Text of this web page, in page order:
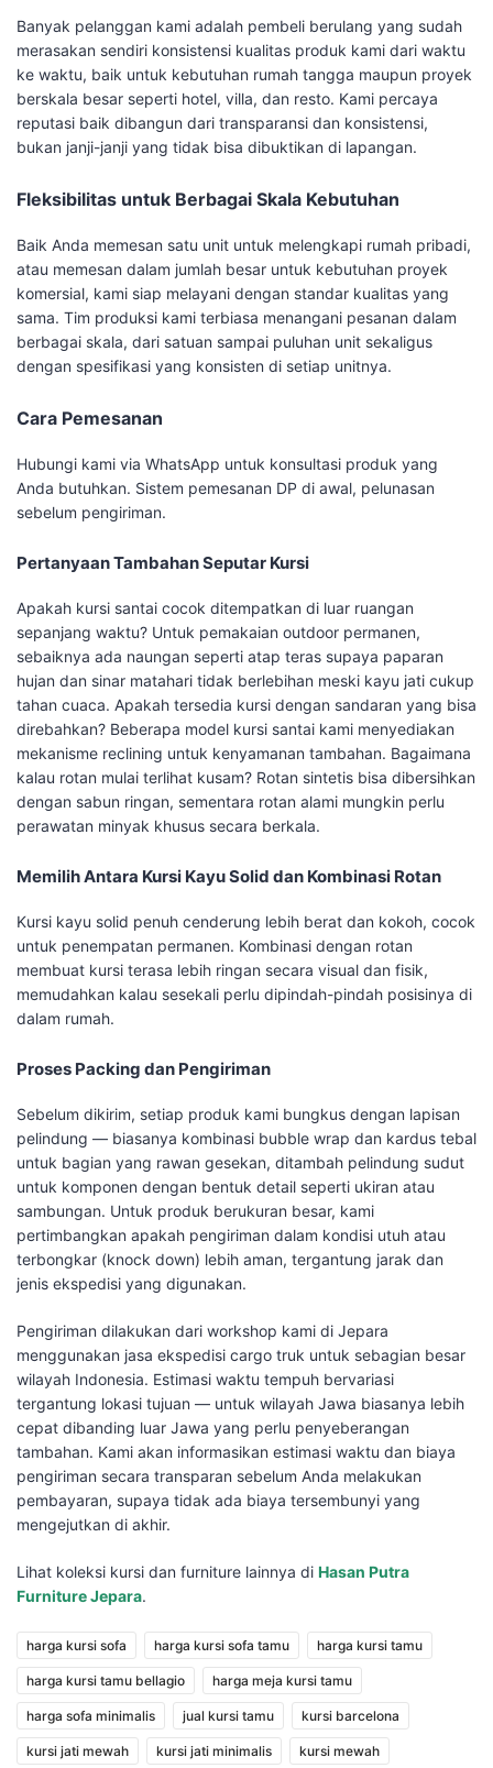
Banyak pelanggan kami adalah pembeli berulang yang sudah
merasakan sendiri konsistensi kualitas produk kami dari waktu
ke waktu, baik untuk kebutuhan rumah tangga maupun proyek
berskala besar seperti hotel, villa, dan resto. Kami percaya
reputasi baik dibangun dari transparansi dan konsistensi,
bukan janji-janji yang tidak bisa dibuktikan di lapangan.
Fleksibilitas untuk Berbagai Skala Kebutuhan
Baik Anda memesan satu unit untuk melengkapi rumah pribadi,
atau memesan dalam jumlah besar untuk kebutuhan proyek
komersial, kami siap melayani dengan standar kualitas yang
sama. Tim produksi kami terbiasa menangani pesanan dalam
berbagai skala, dari satuan sampai puluhan unit sekaligus
dengan spesifikasi yang konsisten di setiap unitnya.
Cara Pemesanan
Hubungi kami via WhatsApp untuk konsultasi produk yang
Anda butuhkan. Sistem pemesanan DP di awal, pelunasan
sebelum pengiriman.
Pertanyaan Tambahan Seputar Kursi
Apakah kursi santai cocok ditempatkan di luar ruangan
sepanjang waktu? Untuk pemakaian outdoor permanen,
sebaiknya ada naungan seperti atap teras supaya paparan
hujan dan sinar matahari tidak berlebihan meski kayu jati cukup
tahan cuaca. Apakah tersedia kursi dengan sandaran yang bisa
direbahkan? Beberapa model kursi santai kami menyediakan
mekanisme reclining untuk kenyamanan tambahan. Bagaimana
kalau rotan mulai terlihat kusam? Rotan sintetis bisa dibersihkan
dengan sabun ringan, sementara rotan alami mungkin perlu
perawatan minyak khusus secara berkala.
Memilih Antara Kursi Kayu Solid dan Kombinasi Rotan
Kursi kayu solid penuh cenderung lebih berat dan kokoh, cocok
untuk penempatan permanen. Kombinasi dengan rotan
membuat kursi terasa lebih ringan secara visual dan fisik,
memudahkan kalau sesekali perlu dipindah-pindah posisinya di
dalam rumah.
Proses Packing dan Pengiriman
Sebelum dikirim, setiap produk kami bungkus dengan lapisan
pelindung — biasanya kombinasi bubble wrap dan kardus tebal
untuk bagian yang rawan gesekan, ditambah pelindung sudut
untuk komponen dengan bentuk detail seperti ukiran atau
sambungan. Untuk produk berukuran besar, kami
pertimbangkan apakah pengiriman dalam kondisi utuh atau
terbongkar (knock down) lebih aman, tergantung jarak dan
jenis ekspedisi yang digunakan.
Pengiriman dilakukan dari workshop kami di Jepara
menggunakan jasa ekspedisi cargo truk untuk sebagian besar
wilayah Indonesia. Estimasi waktu tempuh bervariasi
tergantung lokasi tujuan — untuk wilayah Jawa biasanya lebih
cepat dibanding luar Jawa yang perlu penyeberangan
tambahan. Kami akan informasikan estimasi waktu dan biaya
pengiriman secara transparan sebelum Anda melakukan
pembayaran, supaya tidak ada biaya tersembunyi yang
mengejutkan di akhir.
Lihat koleksi kursi dan furniture lainnya di Hasan Putra
Furniture Jepara.
harga kursi sofa harga kursi sofa tamu harga kursi tamu
harga kursi tamu bellagio harga meja kursi tamu
harga sofa minimalis jual kursi tamu kursi barcelona
kursi jati mewah kursi jati minimalis kursi mewah